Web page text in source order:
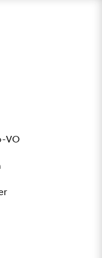
VO